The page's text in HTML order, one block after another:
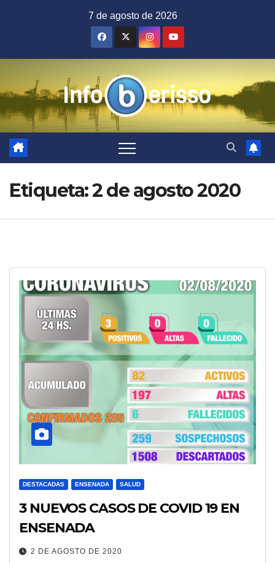
7 de agosto de 2026
Etiqueta:2 de agosto 2020
DESTACADAS ENSENADA SALUD
3 NUEVOS CASOS DE COVID 19 EN
ENSENADA
2 DE AGOSTO DE 2020